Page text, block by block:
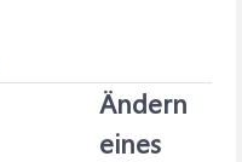
Ändern
eines